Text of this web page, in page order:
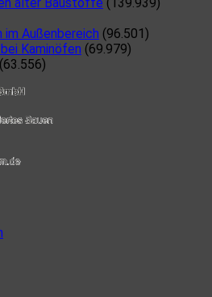
alter Baustoffe (139.939)
Außenbereich (96.501)
Kaminöfen (69.979)
(63.556)